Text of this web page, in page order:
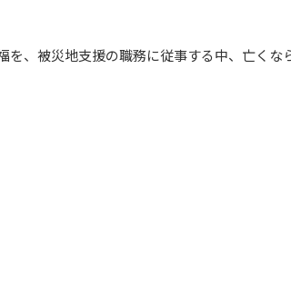
、被災地支援の職務に従事する中、亡くな